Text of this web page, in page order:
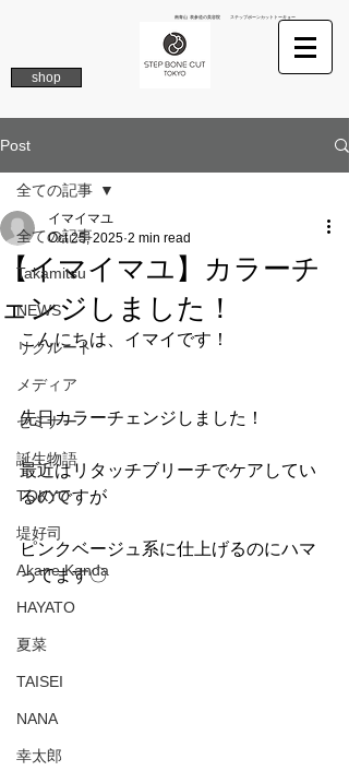
南青山 表参道の美容院 ステップボーンカットトーキョー
shop
Post
全ての記事
Takamitsu
NEWS
リクルート
メディア
セミナー
誕生物語
TOKYO
堤好司
Akane Kanda
HAYATO
夏菜
TAISEI
NANA
幸太郎
全ての記事
【イマイマユ】カラーチ
ェンジしました！
イマイマユ
Oct 25, 2025 2 min read
こんにちは、イマイです！
先日カラーチェンジしました！
最近はリタッチブリーチでケアしてい
るのですが
ピンクベージュ系に仕上げるのにハマ
ってます〇